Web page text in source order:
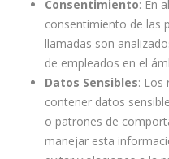
Consentimiento: En
consentimiento de las
llamadas son
de empleados en el
Datos Sensibles: Los
contener datos
o patrones de
manejar esta